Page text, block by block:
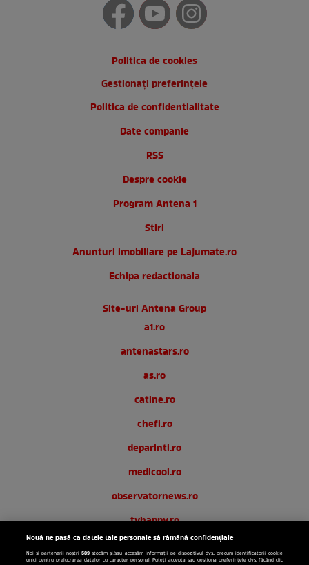
Politica de cookies
Gestionați preferințele
Politica de confidentialitate
Date companie
RSS
Despre cookie
Program Antena 1
Stiri
Anunturi imobiliare pe Lajumate.ro
Echipa redactionala
Site-uri Antena Group
a1.ro
antenastars.ro
as.ro
catine.ro
chefi.ro
deparinti.ro
medicool.ro
observatornews.ro
tvhappy.ro
useit.ro
Nouă ne pasă ca datele tale personale să rămână confidențiale
Noi și partenerii noștri589 stocăm și/sau accesăm informații pe dispozitivul dvs., precum identificatorii cookie
unici pentru prelucrarea datelor cu caracter personal. Puteți accepta sau gestiona preferințele dvs. făcând clic